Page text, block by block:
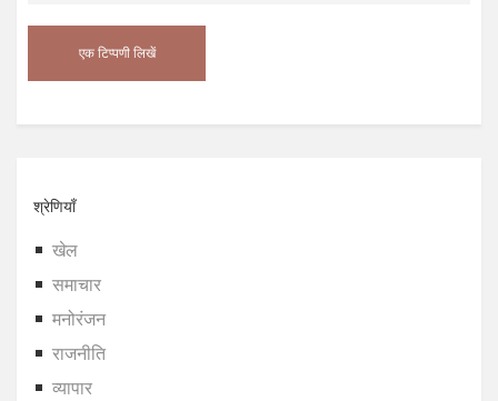
श्रेणियाँ
खेल
समाचार
मनोरंजन
राजनीति
व्यापार